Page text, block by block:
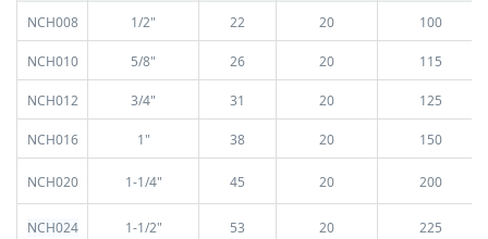
NCH008 1/2" 22 20 100
NCH010 5/8" 26 20 115
NCH012 3/4" 31 20 125
NCH016 1" 38 20 150
NCH020 1-1/4" 45 20 200
NCH024 1-1/2" 53 20 225